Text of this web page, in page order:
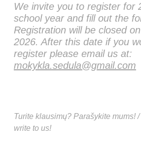
We invite you to register for
school year and fill out the
Registration will be closed
2026. After this date if you
register please email us at:
mokykla.sedula@gmail.com
Turite klausimų? Parašykite mums!
write to us!